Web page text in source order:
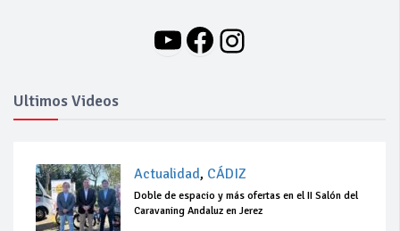
YouTube
Facebook
Instagram
Ultimos Videos
Actualidad, CÁDIZ
Doble de espacio y más ofertas en el II Salón del
Caravaning Andaluz en Jerez